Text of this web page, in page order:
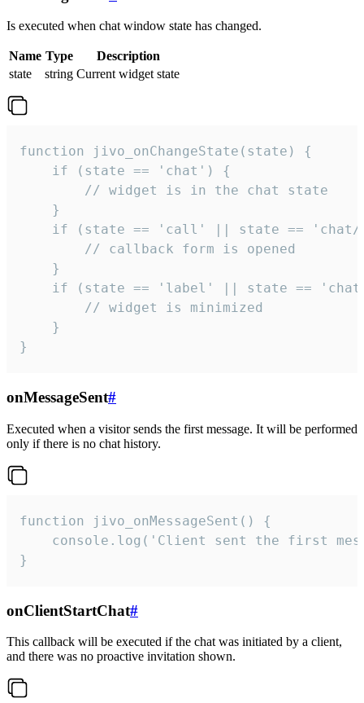
Is executed when chat window state has changed.
Name Type
Description
state
string Current widget state
function jivo_onChangeState(state) {
    if (state == 'chat') {
        // widget is in the chat state
    }
if (state == 'call' || state ==
        // callback form is opened
    }
if (state == 'label' || state ==
        // widget is minimized
    }
}
onMessageSent#
Executed when a visitor sends the first message. It will be performed
only if there is no chat history.
function jivo_onMessageSent() {
console.log('Client sent the first
}
onClientStartChat#
This callback will be executed if the chat was initiated by a client,
and there was no proactive invitation shown.